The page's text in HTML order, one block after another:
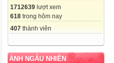
1712639 lượt xem
618 trong hôm nay
407 thành viên
ẢNH NGẪU NHIÊN